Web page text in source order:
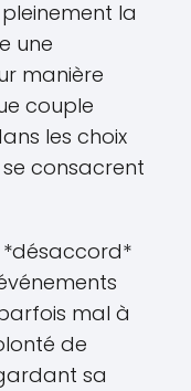
la
une
manière
couple
les choix
consacrent
*désaccord*
mal à
de
sa